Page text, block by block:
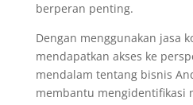
berperan penting.
Dengan menggunakan jasa
mendapatkan akses ke
mendalam tentang bisnis
membantu mengidentifikasi